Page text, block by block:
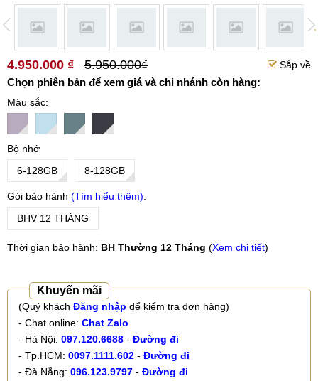
4.950.000 ₫ 5.950.000₫ Sắp về
Chọn phiên bản để xem giá và chi nhánh còn hàng:
Màu sắc
Bộ nhớ
6-128GB
8-128GB
Gói bảo hành
Tìm hiểu thêm
BHV 12 THÁNG
Thời gian bảo hành: BH Thường 12 Tháng (Xem chi tiết)
Khuyến mãi
(Quý khách Đăng nhập để kiểm tra đơn hàng)
- Chat online: Chat Zalo
- Hà Nội: 097.120.6688 - Đường đi
- Tp.HCM: 0097.1111.602 - Đường đi
- Đà Nẵng: 096.123.9797 - Đường đi